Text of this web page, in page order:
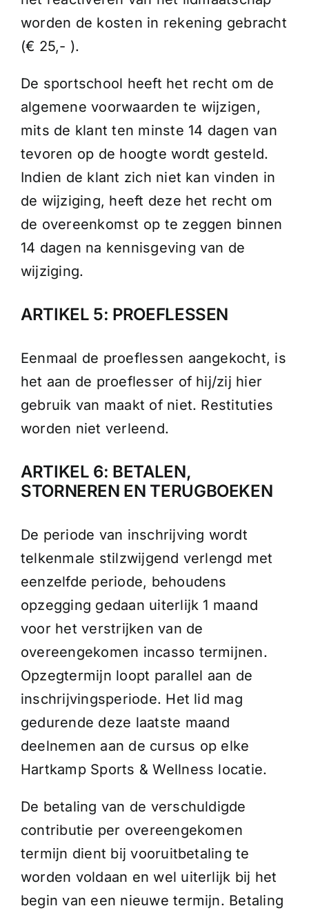
worden de kosten in rekening gebracht
(€ 25,- ).
De sportschool heeft het recht om de
algemene voorwaarden te wijzigen,
mits de klant ten minste 14 dagen van
tevoren op de hoogte wordt gesteld.
Indien de klant zich niet kan vinden in
de wijziging, heeft deze het recht om
de overeenkomst op te zeggen binnen
14 dagen na kennisgeving van de
wijziging.
ARTIKEL 5: PROEFLESSEN
Eenmaal de proeflessen aangekocht, is
het aan de proeflesser of hij/zij hier
gebruik van maakt of niet. Restituties
worden niet verleend.
ARTIKEL 6: BETALEN,
STORNEREN EN TERUGBOEKEN
De periode van inschrijving wordt
telkenmale stilzwijgend verlengd met
eenzelfde periode, behoudens
opzegging gedaan uiterlijk 1 maand
voor het verstrijken van de
overeengekomen incasso termijnen.
Opzegtermijn loopt parallel aan de
inschrijvingsperiode. Het lid mag
gedurende deze laatste maand
deelnemen aan de cursus op elke
Hartkamp Sports & Wellness locatie.
De betaling van de verschuldigde
contributie per overeengekomen
termijn dient bij vooruitbetaling te
worden voldaan en wel uiterlijk bij het
begin van een nieuwe termijn. Betaling